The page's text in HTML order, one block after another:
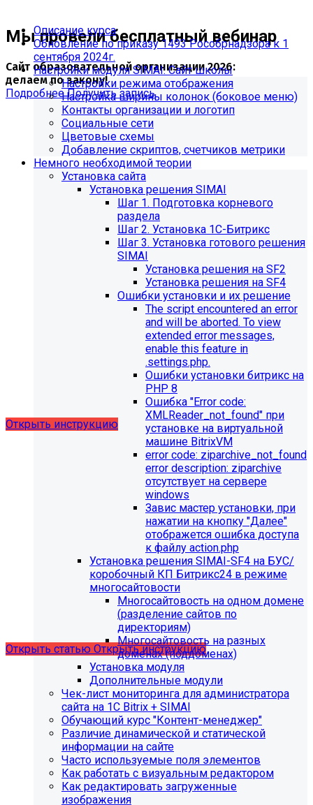
Мы провели бесплатный вебинар
Сайт образовательной организации 2026:
делаем по закону!
ПодробнееПолучить запись
Обновления в разделе
"Педагогический состав"
Для готовых решений, использующих модуль SIMAI-
SF4: Сведения об образовательной организации
выпущено обновление 1.14.11, согласно которому в
разделе "Педагогический состав"
можно разместить документ и скрыть таблицы.
Открыть инструкцию
будет ограничена поддержка продуктов на
PHP версии ниже 8.2.Рекомендуемая версия PHP - 8.4
будет ограничена поддержка продуктов на
MySql версии ниже 8.0.0.Рекомендуемая версия MySql
Открыть статью Открыть инструкцию
Описание курса
Обновление по приказу 1493 Рособрнадзора к 1
сентября 2024г.
Настройки модуля SIMAI: Сайт школы
Настройки режима отображения
Настройка ширины колонок (боковое меню)
Контакты организации и логотип
Социальные сети
Цветовые схемы
Добавление скриптов, счетчиков метрики
Немного необходимой теории
Установка сайта
Установка решения SIMAI
Шаг 1. Подготовка корневого
раздела
Шаг 2. Установка 1С-Битрикс
Шаг 3. Установка готового решения
SIMAI
Установка решения на SF2
Установка решения на SF4
Ошибки установки и их решение
The script encountered an error
and will be aborted. To view
extended error messages,
enable this feature in
.settings.php.
Ошибки установки битрикс на
PHP 8
Ошибка "Error сode:
XMLReader_not_found" при
установке на виртуальной
машине BitrixVM
error сode: ziparchive_not_found
error description: ziparchive
отсутствует на сервере
windows
Завис мастер установки, при
нажатии на кнопку "Далее"
отображется ошибка доступа
к файлу action.php
Установка решения SIMAI-SF4 на БУС/
коробочный КП Битрикс24 в режиме
многосайтовости
Многосайтовость на одном домене
(разделение сайтов по
директориям)
Многосайтовость на разных
доменах (поддоменах)
Установка модуля
Дополнительные модули
Чек-лист мониторинга для администратора
сайта на 1С Bitrix + SIMAI
Обучающий курс "Контент-менеджер"
Различие динамической и статической
информации на сайте
Часто используемые поля элементов
Как работать с визуальным редактором
Как редактировать загруженные
изображения